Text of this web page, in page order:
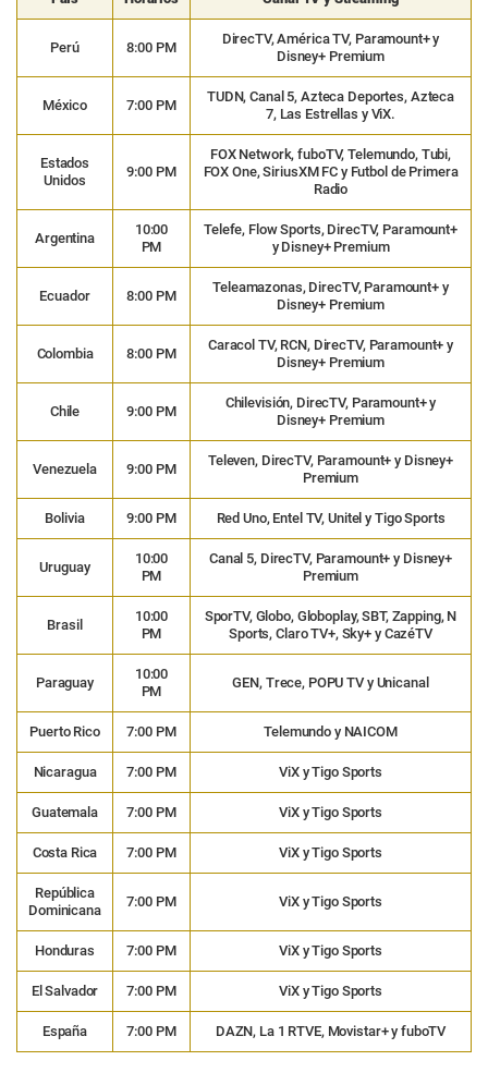
Perú 8:00 PM
DirecTV, América TV, Paramount+ y
Disney+ Premium
México 7:00 PM
TUDN, Canal 5, Azteca Deportes, Azteca
7, Las Estrellas y ViX.
Estados
Unidos
9:00 PM
FOX Network, fuboTV, Telemundo, Tubi,
FOX One, SiriusXM FC y Futbol de Primera
Radio
Argentina
10:00
PM
Telefe, Flow Sports, DirecTV, Paramount+
y Disney+ Premium
Ecuador 8:00 PM
Teleamazonas, DirecTV, Paramount+ y
Disney+ Premium
Colombia 8:00 PM
Caracol TV, RCN, DirecTV, Paramount+ y
Disney+ Premium
Chile 9:00 PM
Chilevisión, DirecTV, Paramount+ y
Disney+ Premium
Venezuela 9:00 PM
Televen, DirecTV, Paramount+ y Disney+
Premium
Bolivia 9:00 PM Red Uno, Entel TV, Unitel y Tigo Sports
Uruguay
10:00
PM
Canal 5, DirecTV, Paramount+ y Disney+
Premium
Brasil
10:00
PM
SporTV, Globo, Globoplay, SBT, Zapping, N
Sports, Claro TV+, Sky+ y CazéTV
Paraguay
10:00
PM
GEN, Trece, POPU TV y Unicanal
Puerto Rico 7:00 PM Telemundo y NAICOM
Nicaragua 7:00 PM ViX y Tigo Sports
Guatemala 7:00 PM ViX y Tigo Sports
Costa Rica 7:00 PM ViX y Tigo Sports
República
Dominicana
7:00 PM ViX y Tigo Sports
Honduras 7:00 PM ViX y Tigo Sports
El Salvador 7:00 PM ViX y Tigo Sports
España 7:00 PM DAZN, La 1 RTVE, Movistar+ y fuboTV